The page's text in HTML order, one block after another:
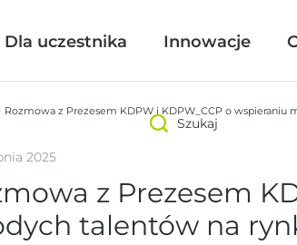
Dla uczestnika Innowacje
Szukaj
Dla uczestnika Innowacje
Szukaj
​Rozmowa z Prezesem KDPW i KDPW_CCP o wspieraniu
2025
z Prezesem
talentów na